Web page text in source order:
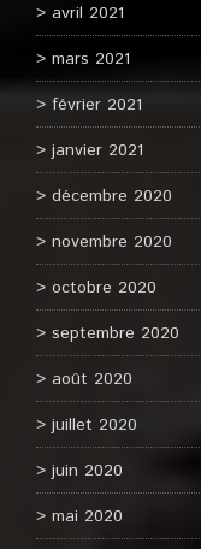
avril 2021
mars 2021
février 2021
janvier 2021
décembre 2020
novembre 2020
octobre 2020
septembre 2020
août 2020
juillet 2020
juin 2020
mai 2020